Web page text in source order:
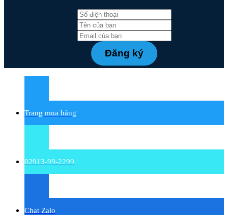
Trang mua hàng
02913-99-2299
Chat Zalo